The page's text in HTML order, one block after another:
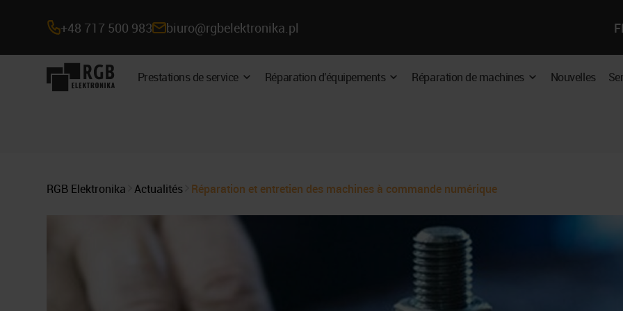
+48 717 500 983 biuro@rgbelektronika.pl
sur
Prestations de service Développer
Réparation d'équipements
Expand
Réparation de machines
Expand
Nouvelles
RGB Elektronika Actualités Réparation et entretien des machines à commande numérique